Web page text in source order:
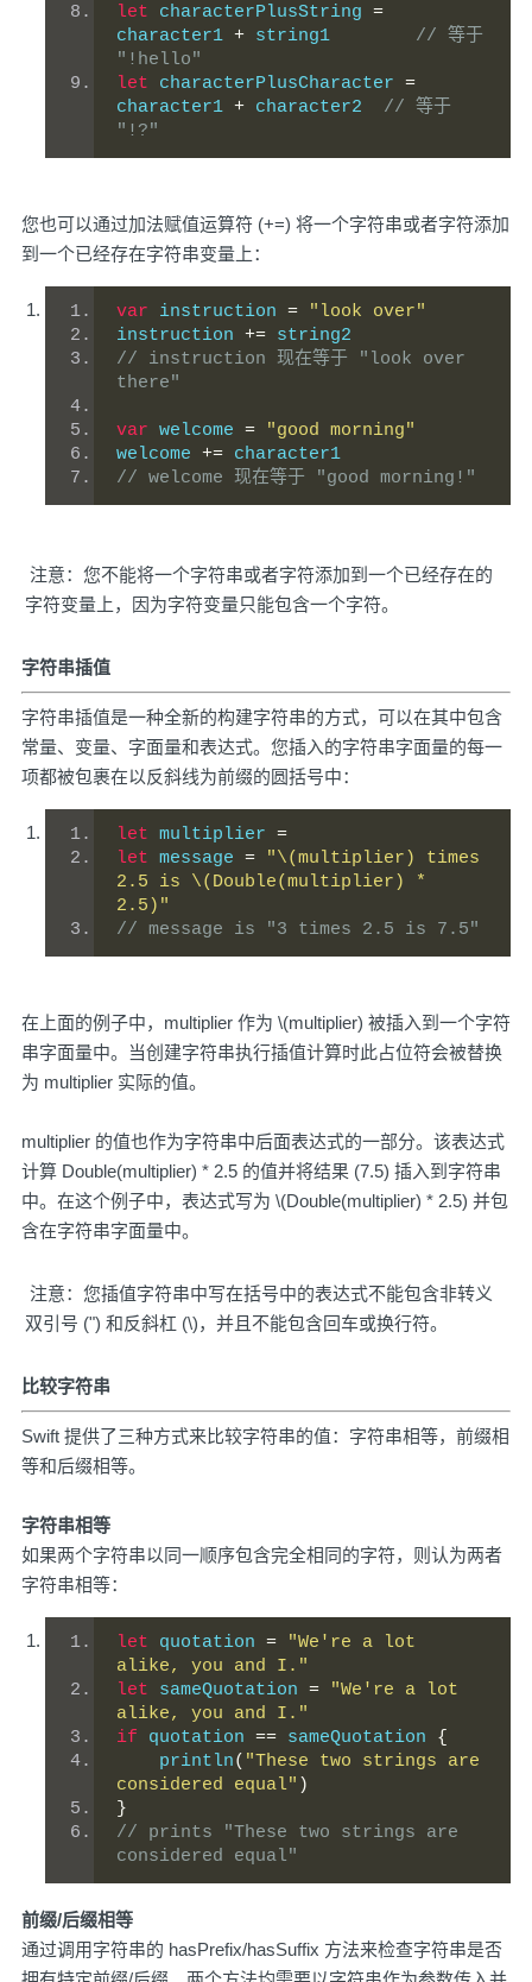
let characterPlusString =
character1 + string1 // 等于
"!hello"
let characterPlusCharacter =
character1 + character2 // 等于
"!?"
您也可以通过加法赋值运算符 (+=) 将一个字符串或者字符添加
到一个已经存在字符串变量上：
var instruction =
"look over"
instruction += string2
// instruction 现在等于 "look over
there"
var welcome =
"good morning"
welcome += character1
// welcome 现在等于 "good morning!"
注意：您不能将一个字符串或者字符添加到一个已经存在的
字符变量上，因为字符变量只能包含一个字符。
字符串插值
字符串插值是一种全新的构建字符串的方式，可以在其中包含
常量、变量、字面量和表达式。您插入的字符串字面量的每一
项都被包裹在以反斜线为前缀的圆括号中：
let multiplier =
let message =
"\(multiplier) times
2.5 is \(Double(multiplier) *
2.5)"
在上面的例子中，multiplier 作为 \(multiplier) 被插入到一个字符
串字面量中。当创建字符串执行插值计算时此占位符会被替换
为 multiplier 实际的值。
multiplier 的值也作为字符串中后面表达式的一部分。该表达式
计算 Double(multiplier) * 2.5 的值并将结果 (7.5) 插入到字符串
中。在这个例子中，表达式写为 \(Double(multiplier) * 2.5) 并包
含在字符串字面量中。
注意：您插值字符串中写在括号中的表达式不能包含非转义
双引号 (") 和反斜杠 (\)，并且不能包含回车或换行符。
比较字符串
Swift 提供了三种方式来比较字符串的值：字符串相等，前缀相
等和后缀相等。
字符串相等
如果两个字符串以同一顺序包含完全相同的字符，则认为两者
字符串相等：
let quotation =
"We're a lot
alike, you and I."
let sameQuotation =
"We're a lot
alike, you and I."
if quotation == sameQuotation {
    println
( "These two strings are
considered equal" )
}
// prints "These two strings are
considered equal"
前缀/后缀相等
通过调用字符串的 hasPrefix/hasSuffix 方法来检查字符串是否